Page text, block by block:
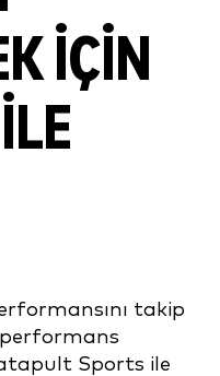
IÇIN
takip
Sports ile